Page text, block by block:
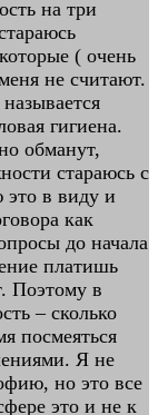
на три
( очень
не считают.
гигиена.
обманут,
стараюсь с
в виду и
как
до начала
платишь
Поэтому в
– сколько
посмеяться
Я не
но это все
это и не к